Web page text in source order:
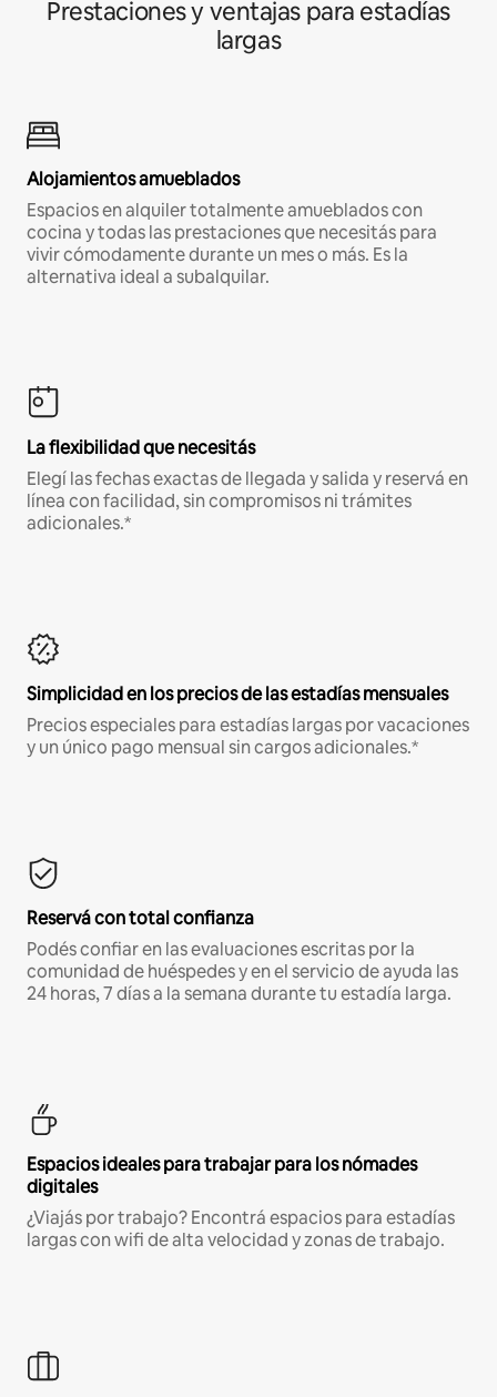
Prestaciones y ventajas para estadías
largas
Alojamientos amueblados
Espacios en alquiler totalmente amueblados con
cocina y todas las prestaciones que necesitás para
vivir cómodamente durante un mes o más. Es la
alternativa ideal a subalquilar.
La flexibilidad que necesitás
Elegí las fechas exactas de llegada y salida y reservá en
línea con facilidad, sin compromisos ni trámites
adicionales.*
Simplicidad en los precios de las estadías mensuales
Precios especiales para estadías largas por vacaciones
y un único pago mensual sin cargos adicionales.*
Reservá con total confianza
Podés confiar en las evaluaciones escritas por la
comunidad de huéspedes y en el servicio de ayuda las
24 horas, 7 días a la semana durante tu estadía larga.
Espacios ideales para trabajar para los nómades
digitales
¿Viajás por trabajo? Encontrá espacios para estadías
largas con wifi de alta velocidad y zonas de trabajo.